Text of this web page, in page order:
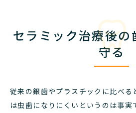
セラミック治療後の
守る
従来の銀歯やプラスチックに比べる
は虫歯になりにくいというのは事実